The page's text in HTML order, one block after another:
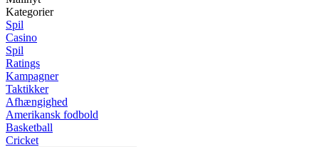
Kategorier
Spil
Casino
Spil
Ratings
Kampagner
Taktikker
Afhængighed
Amerikansk fodbold
Basketball
Cricket